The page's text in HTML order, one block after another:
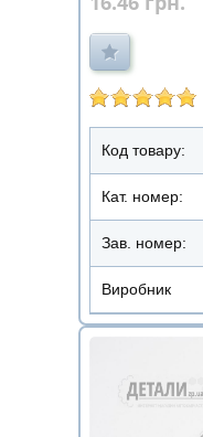
Код товару:
Кат. номер:
Зав. номер:
Виробник